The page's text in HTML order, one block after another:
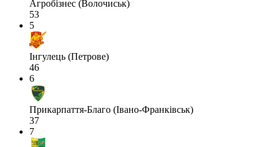
Агробізнес (Волочиськ)
53
5
Інгулець (Петрове)
46
6
Прикарпаття-Благо (Івано-Франківськ)
37
7